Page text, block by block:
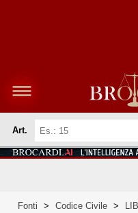
Art.
Fonti > Codice Civile >